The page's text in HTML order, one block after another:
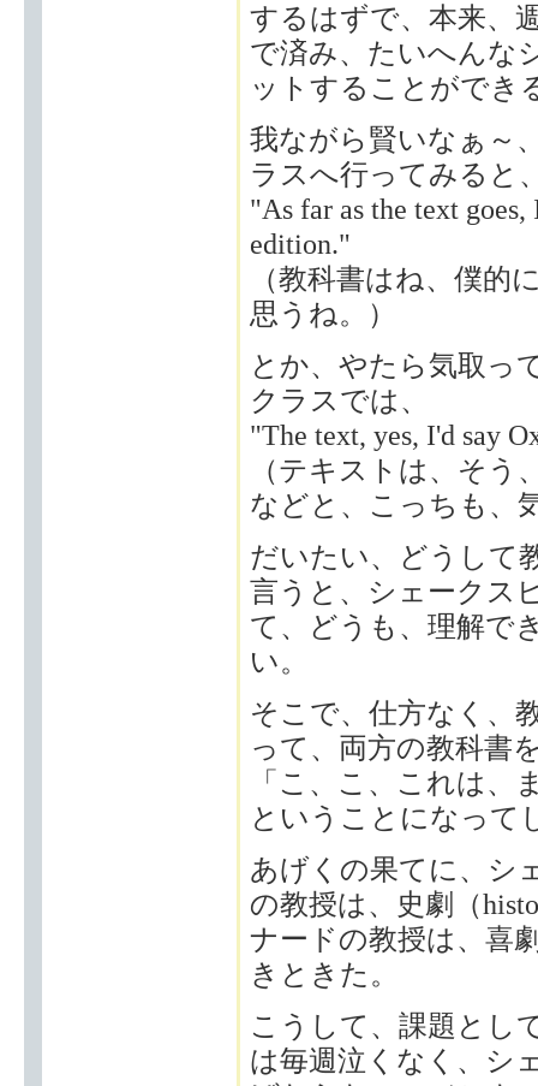
するはずで、本来、
で済み、たいへんな
ットすることができ
我ながら賢いなぁ～
ラスへ行ってみると
"As far as the text
edition."
（教科書はね、僕的
思うね。）
とか、やたら気取っ
クラスでは、
"The text, yes, I'd say
（テキストは、そ
などと、こっちも、
だいたい、どうして
言うと、シェークス
て、どうも、理解で
い。
そこで、仕方なく、
って、両方の教科書
「こ、こ、これは、
ということになって
あげくの果てに、シ
の教授は、史劇（
ナードの教授は、喜
きときた。
こうして、課題とし
は毎週泣くなく、シ